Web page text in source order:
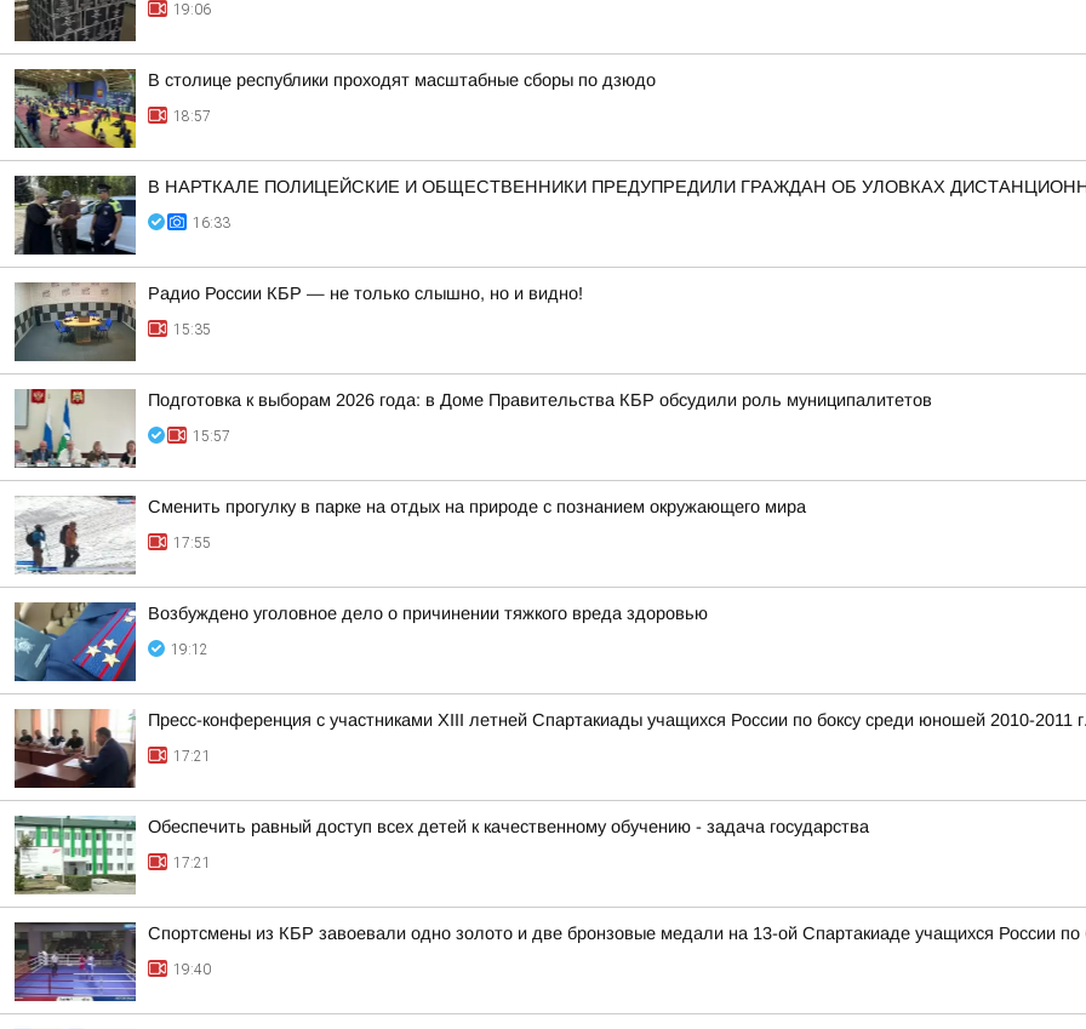
19:06
В столице республики проходят масштабные сборы по дзюдо
18:57
В НАРТКАЛЕ ПОЛИЦЕЙСКИЕ И ОБЩЕСТВЕННИКИ ПРЕДУПРЕДИЛИ ГРАЖДАН ОБ УЛОВКАХ
16:33
Радио России КБР — не только слышно, но и видно!
15:35
Подготовка к выборам 2026 года: в Доме Правительства КБР обсудили роль муниципалитетов
15:57
Сменить прогулку в парке на отдых на природе с познанием окружающего мира
17:55
Возбуждено уголовное дело о причинении тяжкого вреда здоровью
19:12
Пресс-конференция с участниками XIII летней Спартакиады учащихся России по боксу среди юношей 2010-2011
17:21
Обеспечить равный доступ всех детей к качественному обучению - задача государства
17:21
Спортсмены из КБР завоевали одно золото и две бронзовые медали на 13-ой Спартакиаде учащихся России по
19:40